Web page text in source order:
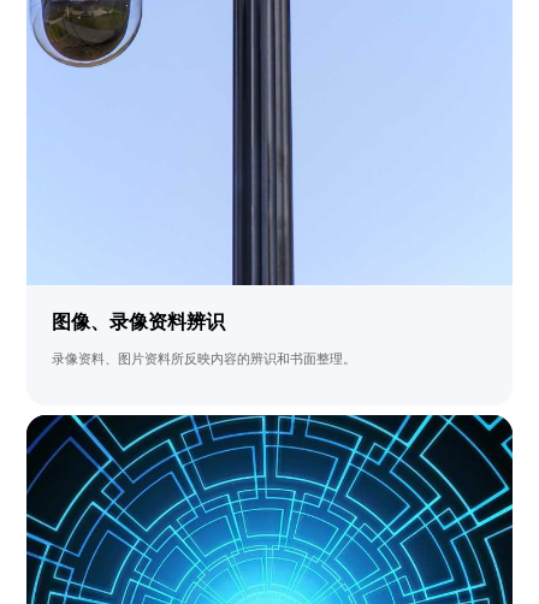
图像、录像资料辨识
录像资料、图片资料所反映内容的辨识和书面整理。